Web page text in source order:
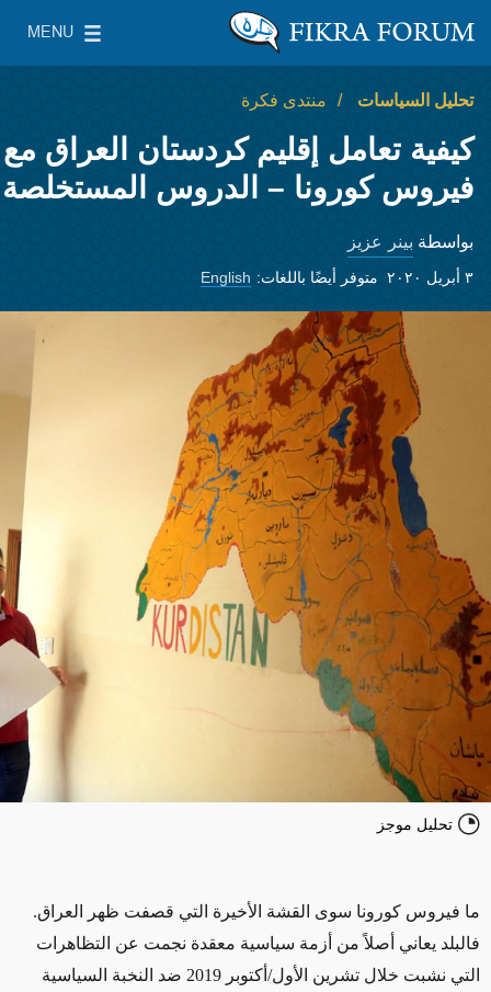
معهد واشنطن لسياسات الشرق الأدنى
MENU
Main Menu
تحليل السياسات منتدى فكرة
كيفية تعامل إقليم كردستان العراق مع
فيروس كورونا – الدروس المستخلصة
بواسطة بينر عزيز
٣ أبريل ٢٠٢٠ متوفر أيضًا باللغات: English
تحليل موجز
ما فيروس كورونا سوى القشة الأخيرة التي قصفت ظهر العراق.
فالبلد يعاني أصلاً من أزمة سياسية معقدة نجمت عن التظاهرات
التي نشبت خلال تشرين الأول/أكتوبر 2019 ضد النخبة السياسية